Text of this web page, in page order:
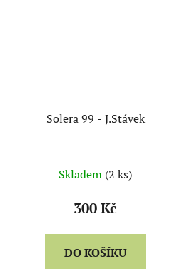
Solera 99 - J.Stávek
Skladem (2 ks)
300 Kč
DO KOŠÍKU